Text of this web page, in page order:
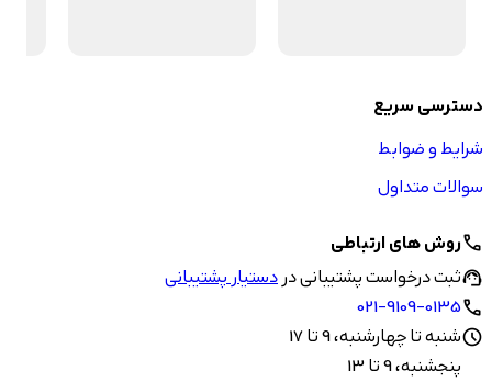
دسترسی سریع
شرایط و ضوابط
سوالات متداول
callروش های ارتباطی
support_agentثبت درخواست پشتیبانی دردستیار پشتیبانی
call
021-9109-0135
scheduleشنبه تا چهارشنبه، 9 تا 17
پنجشنبه، 9 تا 13